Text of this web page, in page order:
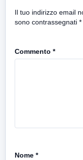
Il tuo indirizzo email
sono contrassegnati *
Commento *
Nome *